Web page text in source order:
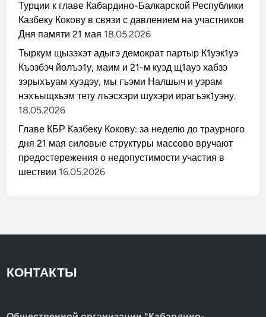
Турции к главе Кабардино-Балкарской Республики
Казбеку Кокову в связи с давлением на участников
Дня памяти 21 мая 18.05.2026
Тыркум щызэхэт адыгэ демократ партыр К1уэк1уэ
Къэзбэч йолъэ1у, маим и 21-м куэд щ1ауэ хабзэ
зэрыхъуам хуэдэу, мы гъэми Налшыч и уэрам
нэхъыщхьэм тету лъэсхэри шухэри ирагъэк1уэну.
18.05.2026
Главе КБР Казбеку Кокову: за неделю до траурного
дня 21 мая силовые структуры массово вручают
предостережения о недопустимости участия в
шествии 16.05.2026
КОНТАКТЫ